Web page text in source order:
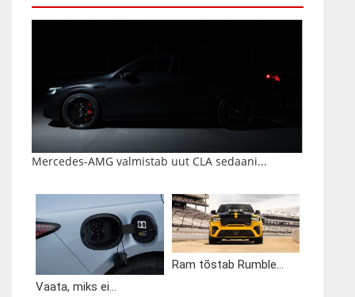
Mercedes-AMG valmistab uut CLA sedaani...
Vaata, miks ei...
Ram tõstab Rumble...